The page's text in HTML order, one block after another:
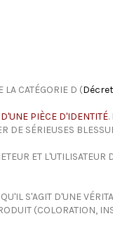
LA CATÉGORIE D (
PIÈCE D'IDENTITÉ.
DE SÉRIEUSES
ET
S'AGIT D'UNE
(COLORATION,